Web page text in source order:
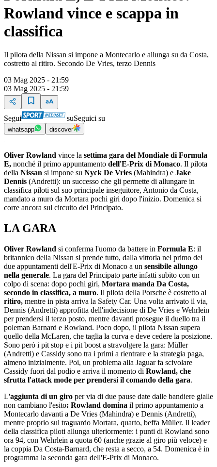
Rowland vince e scappa in
classifica
Il pilota della Nissan si impone a Montecarlo e allunga su da Costa,
costretto al ritiro. Secondo De Vries, terzo Dennis
03 Mag 2025 - 21:59
03 Mag 2025 - 21:59
Segui suSeguici su
whatsapp discover
Oliver Rowland vince la settima gara del Mondiale di Formula
E, nonché il primo appuntamento dell'E-Prix di Monaco. Il pilota
della Nissan si impone su Nyck De Vries (Mahindra) e Jake
Dennis (Andretti): un successo che gli permette di allungare in
classifica piloti sul suo principale inseguitore, Antonio da Costa,
mandato a muro da Mortara pochi giri dopo l'inizio. Domenica si
corre ancora sul circuito del Principato.
LA GARA
Oliver Rowland si conferma l'uomo da battere in Formula E: il
britannico della Nissan si prende tutto, dalla vittoria nel primo dei
due appuntamenti dell'E-Prix di Monaco a un sensibile allungo
nella generale. La gara del Principato parte infatti subito con un
colpo di scena: dopo pochi giri, Mortara manda Da Costa,
secondo in classifica, a muro. Il pilota della Porsche è costretto al
ritiro, mentre in pista arriva la Safety Car. Una volta arrivato il via,
Dennis (Andretti) approfitta dell'indecisione di De Vries e Wehrlein
per prendersi il terzo posto, mentre davanti prosegue il duello tra il
poleman Barnard e Rowland. Poco dopo, il pilota Nissan supera
quello della McLaren, che taglia la curva e deve cedere la posizione.
Sono però i pit stop e i pit boost a stravolgere la gara: Müller
(Andretti) e Cassidy sono tra i primi a rientrare e la strategia paga,
almeno inizialmente. Poi, un problema alla Jaguar fa scivolare
Cassidy fuori dal podio e arriva il momento di Rowland, che
sfrutta l'attack mode per prendersi il comando della gara.
L'aggiunta di un giro per via di due pause date dalle bandiere gialle
non cambiano l'esito: Rowland domina il primo appuntamento a
Montecarlo davanti a De Vries (Mahindra) e Dennis (Andretti),
mentre proprio sul traguardo Mortara, quarto, beffa Müller. Il leader
della classifica piloti allunga ulteriormente: i punti di Rowland sono
ora 94, con Wehrlein a quota 60 (anche grazie al giro più veloce) e
la coppia Da Costa-Barnard, che resta a secco, a 54. Domenica è in
programma la seconda gara dell'E-Prix di Monaco.